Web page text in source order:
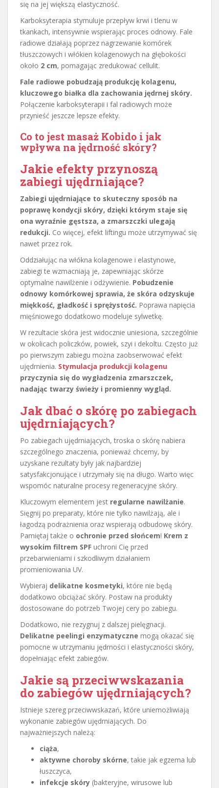
się na jej większą elastyczność.
Karboksyterapia stymuluje przepływ krwi i tlenu w
tkankach, intensywnie wspierając proces odnowy. Fale
radiowe działają poprzez nagrzewanie komórek
tłuszczowych i włókien kolagenowych na głębokości
około 2 cm, pomagając zredukować cellulit.
Fale radiowe pobudzają produkcję kolagenu,
kluczowego białka dla zachowania jędrnej skóry.
Połączenie karboksyterapii i fal radiowych może
przynieść jeszcze lepsze efekty.
Co to jest masaż Kobido i jak
wpływa na jędrność skóry?
Jakie efekty przynoszą
zabiegi ujędrniające?
Zabiegi ujędrniające to skuteczny sposób na
poprawę kondycji skóry, dzięki którym staje się
ona wyraźnie gęstsza, a zmarszczki ulegają
redukcji. Co więcej, efekt liftingu może utrzymywać się
nawet przez rok.
Oddziałując na włókna kolagenowe i elastynowe,
zabiegi te wzmacniają je, zapewniając skórze
optymalne nawilżenie i odżywienie. Pobudzenie
odnowy komórkowej sprawia, że skóra odzyskuje
miękkość, gładkość i sprężystość. Poprawa napięcia
mięśniowego dodatkowo modeluje sylwetkę.
W rezultacie skóra jest widocznie uniesiona, szczególnie
w okolicach policzków, powiek, szyi i dekoltu. Często już
po pierwszym zabiegu można zaobserwować efekt
ujędrnienia. Stymulacja produkcji kolagenu
przyczynia się do wygładzenia zmarszczek,
nadając twarzy świeży i promienny wygląd.
Jak dbać o skórę po zabiegach
ujędrniających?
Po zabiegach ujędrniających, troska o skórę nabiera
szczególnego znaczenia, ponieważ chcemy, by
uzyskane rezultaty były jak najbardziej
satysfakcjonujące i utrzymały się na długo. Warto więc
wspomóc naturalne procesy regeneracyjne skóry.
Kluczowym elementem jest regularne nawilżanie.
Sięgnij po preparaty, które nie tylko nawilżają, ale i
łagodzą podrażnienia oraz wspierają odbudowę skóry.
Pamiętaj także o ochronie przed słońcem! Krem z
wysokim filtrem SPF uchroni Cię przed
przebarwieniami i szkodliwym działaniem
promieniowania UV.
Wybieraj delikatne kosmetyki, które nie będą
dodatkowo obciążać skóry. Postaw na produkty
dostosowane do potrzeb Twojej cery po zabiegu.
Dodatkowo, nie rezygnuj z dalszej pielęgnacji.
Delikatne peelingi enzymatyczne mogą okazać się
pomocne w utrzymaniu jędrności i elastyczności skóry,
dopełniając efekt zabiegów.
Jakie są przeciwwskazania
do zabiegów ujędrniających?
Istnieje szereg przeciwwskazań, które uniemożliwiają
wykonanie zabiegów ujędrniających. Do
najważniejszych należą:
ciąża,
aktywne choroby skórne, takie jak egzema lub
łuszczyca,
infekcje skóry (bakteryjne, wirusowe lub